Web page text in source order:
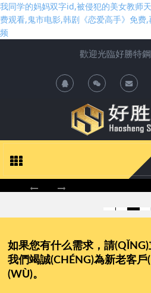
我同学的妈妈双字id,被侵犯的美女教师
费观看,鬼市电影,韩剧《恋爱高手》免
频
如果您有什么需求，請(QǏNG)
我們竭誠(CHÉNG)為新老客
(WÙ)。